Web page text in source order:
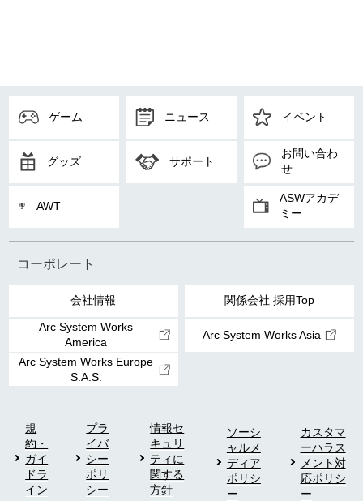
ゲーム ニュース イベント
グッズ サポート
お問い合わ
せ
AWT
ASWアカデ
ミー
コーポレート
会社情報 関係会社 採用Top
Arc System Works
America
Arc System Works Asia
Arc System Works Europe
S.A.S.
規
約・
ガイ
ドラ
イン
プラ
イバ
シー
ポリ
シー
情報セ
キュリ
ティに
関する
方針
ソーシ
ャルメ
ディア
ポリシ
ー
カスタマ
ーハラス
メント対
応ポリシ
ー